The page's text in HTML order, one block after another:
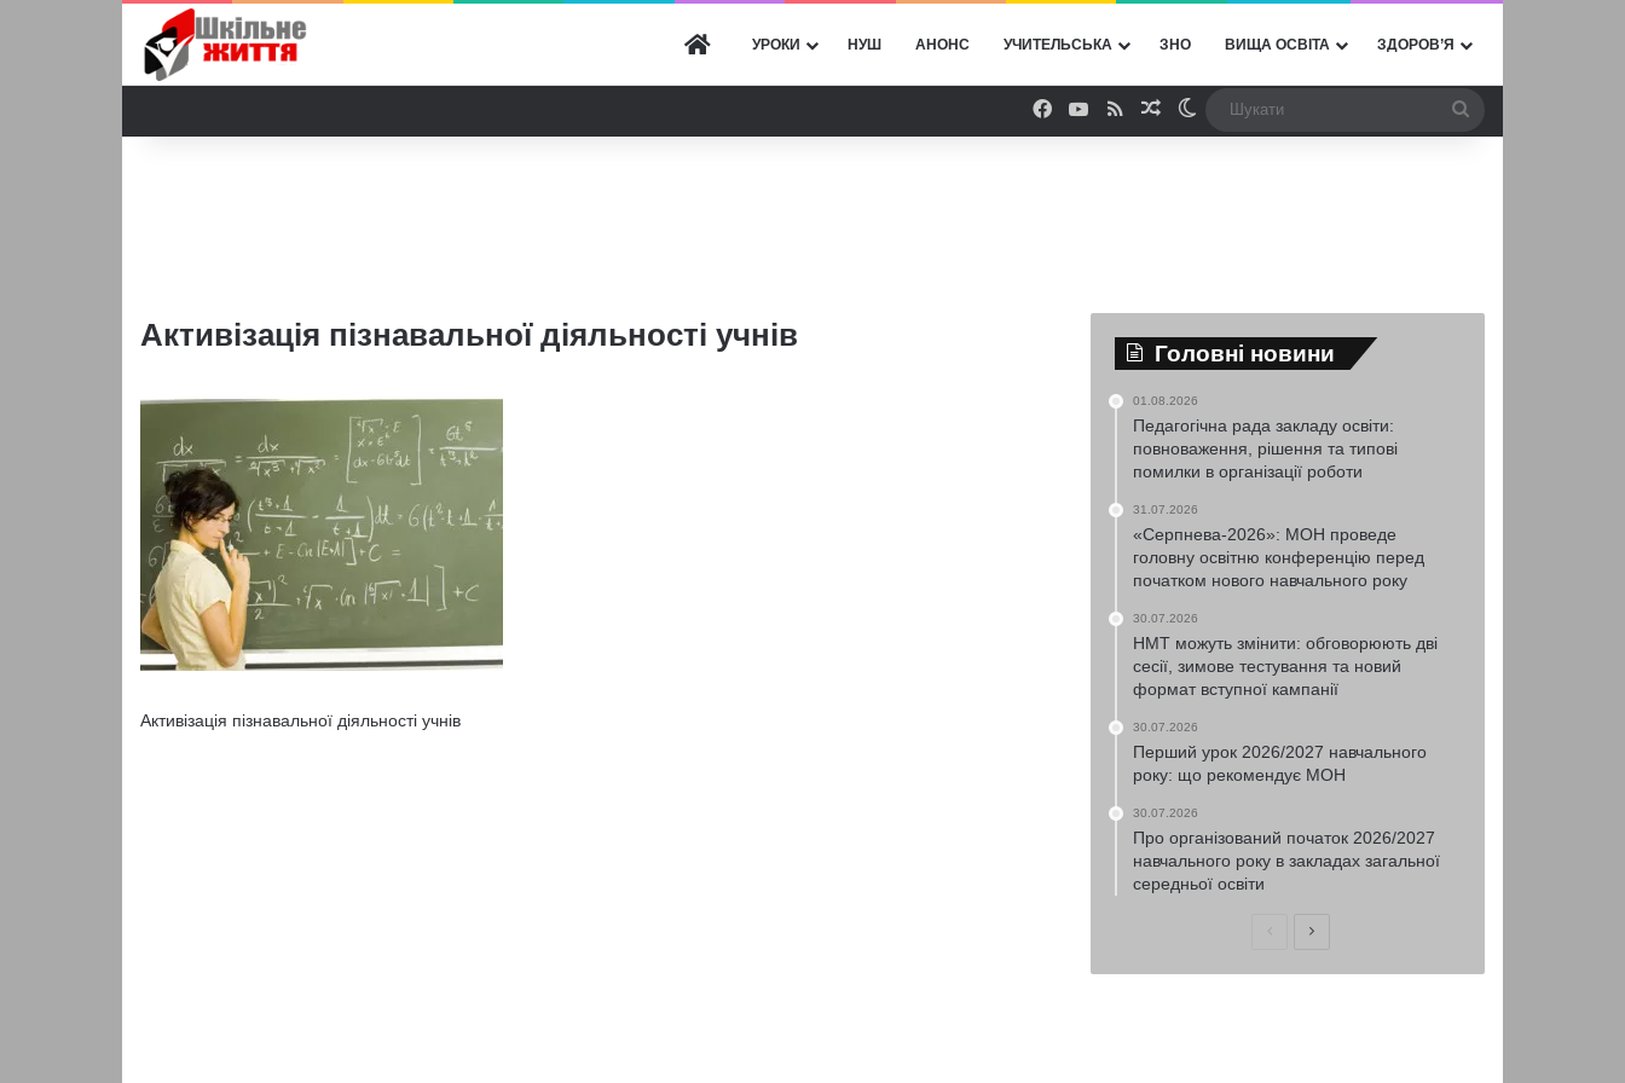
ГОЛОВНА
УРОКИ НУШ АНОНС УЧИТЕЛЬСЬКА ЗНО ВИЩА ОСВІТА ЗДОРОВ’Я
Facebook
YouTube
RSSВипадкова стаття
Switch skin
Активізація пізнавальної діяльності учнів
Активізація пізнавальної діяльності учнів
Головні новини
01.08.2026
Педагогічна рада закладу освіти:
повноваження, рішення та типові
помилки в організації роботи
31.07.2026
«Серпнева-2026»: МОН проведе
головну освітню конференцію перед
початком нового навчального року
30.07.2026
НМТ можуть змінити: обговорюють дві
сесії, зимове тестування та новий
формат вступної кампанії
30.07.2026
Перший урок 2026/2027 навчального
року: що рекомендує МОН
30.07.2026
Про організований початок 2026/2027
навчального року в закладах загальної
середньої освіти
ПопередняНаступна